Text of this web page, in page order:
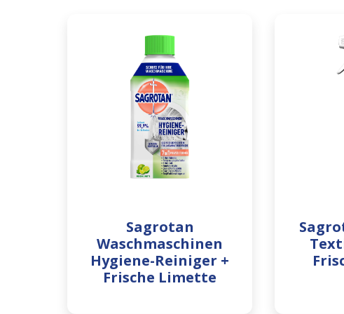
Sagrotan
Waschmaschinen
Hygiene-Reiniger +
Frische Limette